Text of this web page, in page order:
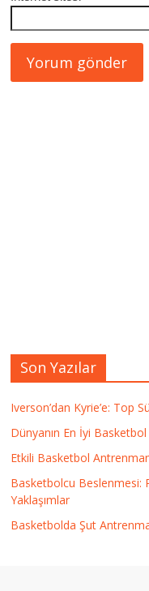
Son Yazılar
Iverson’dan Kyrie’e: Top
Dünyanın En İyi
Etkili Basketbol
Basketbolcu Beslenmesi:
Yaklaşımlar
Basketbolda Şut